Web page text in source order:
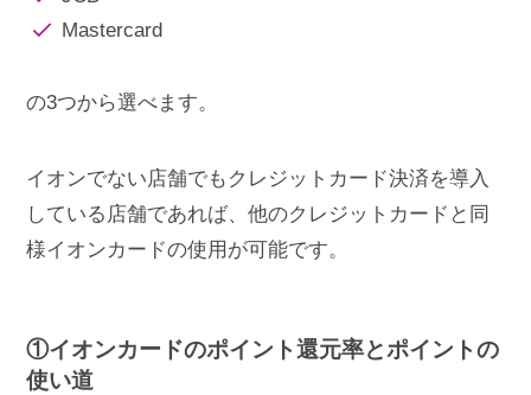
Mastercard
の3つから選べます。
イオンでない店舗でもクレジットカード決済を導入
している店舗であれば、他のクレジットカードと同
様イオンカードの使用が可能です。
①イオンカードのポイント還元率とポイントの
使い道